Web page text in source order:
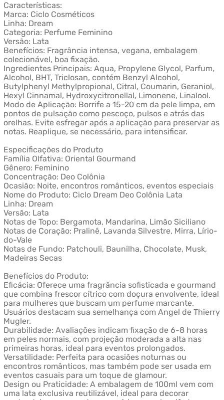
Características:
Marca: Ciclo Cosméticos
Linha: Dream
Categoria: Perfume Feminino
Versão: Lata
Benefícios: Fragrância intensa, vegana, embalagem
colecionável, boa fixação.
Ingredientes Principais: Aqua, Propylene Glycol, Parfum,
Alcohol, BHT, Triclosan, contém Benzyl Alcohol,
Butylphenyl Methylpropional, Citral, Coumarin, Geraniol,
Hexyl Cinnamal, Hydroxycitronellal, Limonene, Linalool.
Modo de Aplicação: Borrife a 15-20 cm da pele limpa, em
pontos de pulsação como pescoço, pulsos e atrás das
orelhas. Evite esfregar após a aplicação para preservar as
notas. Reaplique, se necessário, para intensificar.
Especificações do Produto
Família Olfativa: Oriental Gourmand
Gênero: Feminino
Concentração: Deo Colônia
Ocasião: Noite, encontros românticos, eventos especiais
Nome do Produto: Ciclo Dream Deo Colônia Lata
Linha: Dream
Versão: Lata
Notas de Topo: Bergamota, Mandarina, Limão Siciliano
Notas de Coração: Pralinê, Lavanda Silvestre, Mirra, Lírio-
do-Vale
Notas de Fundo: Patchouli, Baunilha, Chocolate, Musk,
Madeiras Secas
Benefícios do Produto:
Eficácia: Oferece uma fragrância sofisticada e gourmand
que combina frescor cítrico com doçura envolvente, ideal
para mulheres que buscam um perfume marcante.
Usuários destacam sua semelhança com Angel de Thierry
Mugler.
Durabilidade: Avaliações indicam fixação de 6-8 horas
em peles normais, com projeção moderada a alta nas
primeiras horas, ideal para eventos prolongados.
Versatilidade: Perfeita para ocasiões noturnas ou
encontros românticos, mas também pode ser usada em
eventos casuais para um toque de glamour.
Design ou Praticidade: A embalagem de 100ml vem com
uma lata exclusiva reutilizável, ideal para decorar